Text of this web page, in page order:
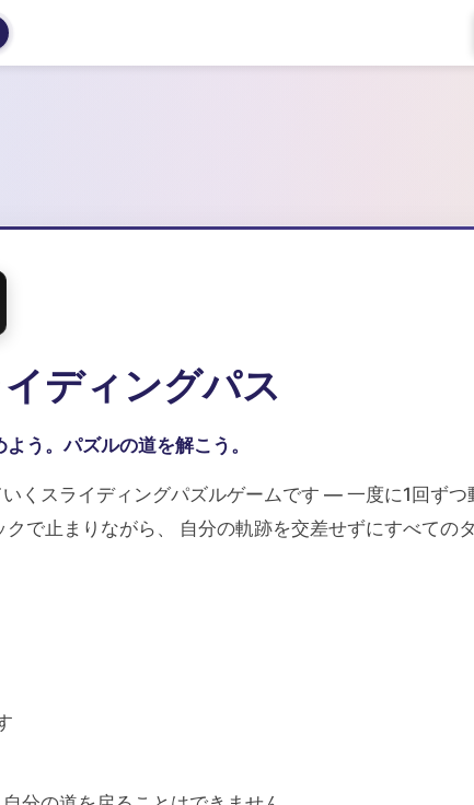
ディングパス
う。パズルの道を解こう。
くスライディングパズルゲームです — 一度に1回ずつ
で止まりながら、 自分の軌跡を交差せずにすべての